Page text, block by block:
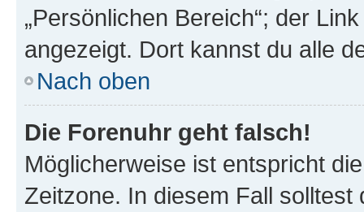
„Persönlichen Bereich“; der
angezeigt. Dort kannst du alle
Nach oben
Die Forenuhr geht falsch!
Möglicherweise ist entspricht
Zeitzone. In diesem Fall solltest